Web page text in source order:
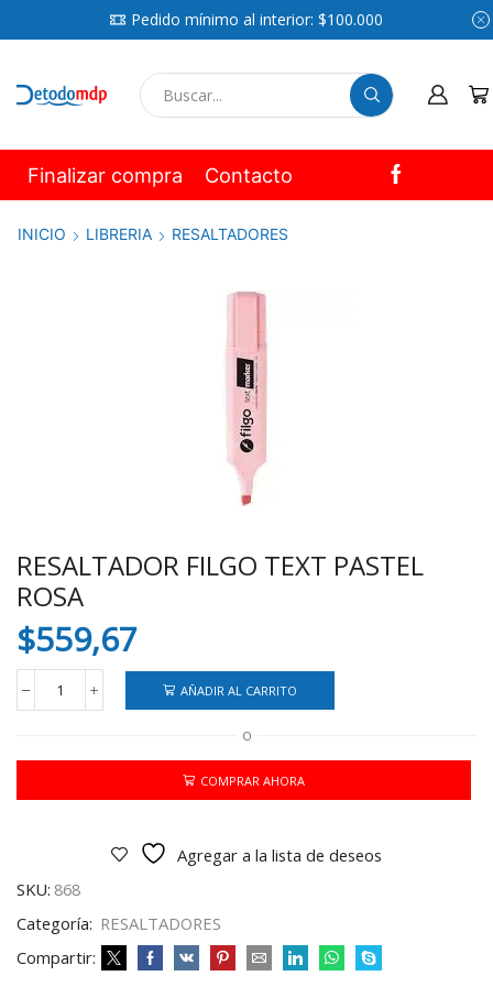
Pedido mínimo al interior: $100.000
Finalizar compra Contacto
INICIO LIBRERIA RESALTADORES
RESALTADOR FILGO TEXT PASTEL
ROSA
$559,67
RESALTADOR
PASTEL
cantidad
AÑADIR AL CARRITO
O
COMPRAR AHORA
Agregar a la lista de deseos
SKU: 868
Categoría: RESALTADORES
Compartir: